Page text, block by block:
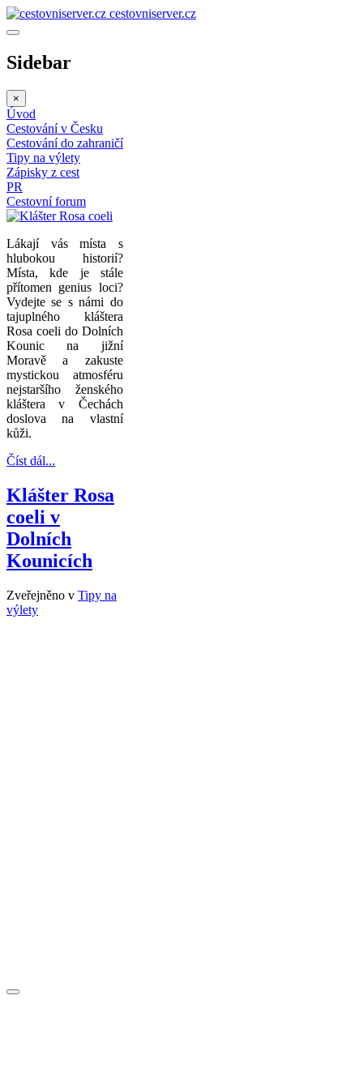
cestovniserver.cz
Sidebar
×
Úvod
Cestování v Česku
Cestování do zahraničí
Tipy na výlety
Zápisky z cest
PR
Cestovní forum
Lákají vás místa s
hlubokou historií?
Místa, kde je stále
přítomen genius loci?
Vydejte se s námi do
tajuplného kláštera
Rosa coeli do Dolních
Kounic na jižní
Moravě a zakuste
mystickou atmosféru
nejstaršího ženského
kláštera v Čechách
doslova na vlastní
kůži.
Číst dál...
Klášter Rosa
coeli v
Dolních
Kounicích
Zveřejněno v Tipy na
výlety